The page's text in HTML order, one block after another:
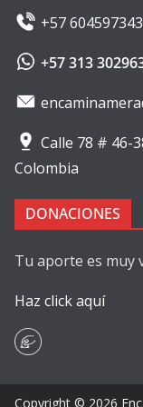
+57
+57 313
Calle 78 # 46-
Colombia
DONACIONES
Tu aporte es muy
Haz click aquí
Copyright © 2026